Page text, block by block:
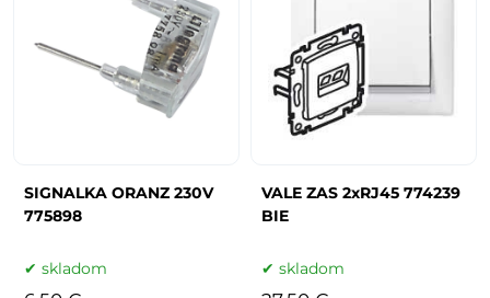
SIGNALKA ORANZ 230V
775898
skladom
VALE ZAS 2xRJ45 774239
BIE
skladom